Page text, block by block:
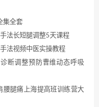
集全套
法长短腿调整5天课程
法视频中医实操教程
断调整预防曹维动态呼吸
腰腿痛上海提高班训练营大